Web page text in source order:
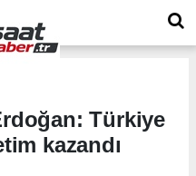
Türkiye
kazandı